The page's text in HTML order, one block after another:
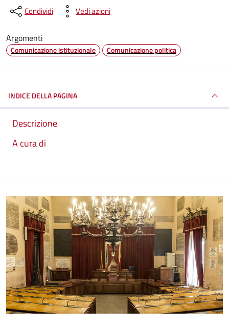
Condividi Vedi azioni
Argomenti
Comunicazione istituzionale Comunicazione politica
INDICE DELLA PAGINA
Descrizione
A cura di